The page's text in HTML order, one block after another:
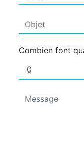
Combien font